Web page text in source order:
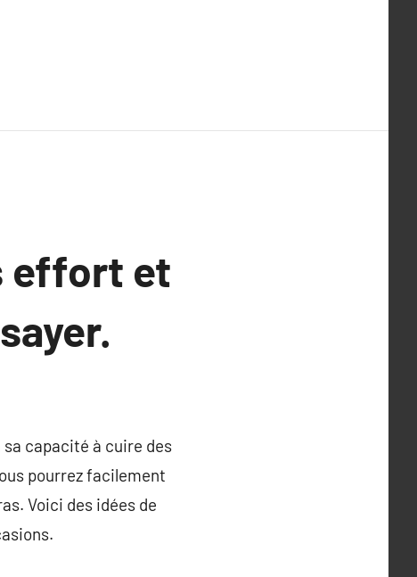
effort et
capacité à cuire des
pourrez facilement
Voici des idées de